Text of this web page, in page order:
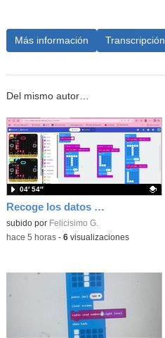
Más información Transcripción
Del mismo autor…
Recoge los datos en una gráfica programando tu placa microbit con MakeCode y conoce la Tª y nivel de luz en este eclipse
Contenido educativo.
subido por Felicisimo G.
04′ 54″
-hace 5 horas- 6visualizaciones